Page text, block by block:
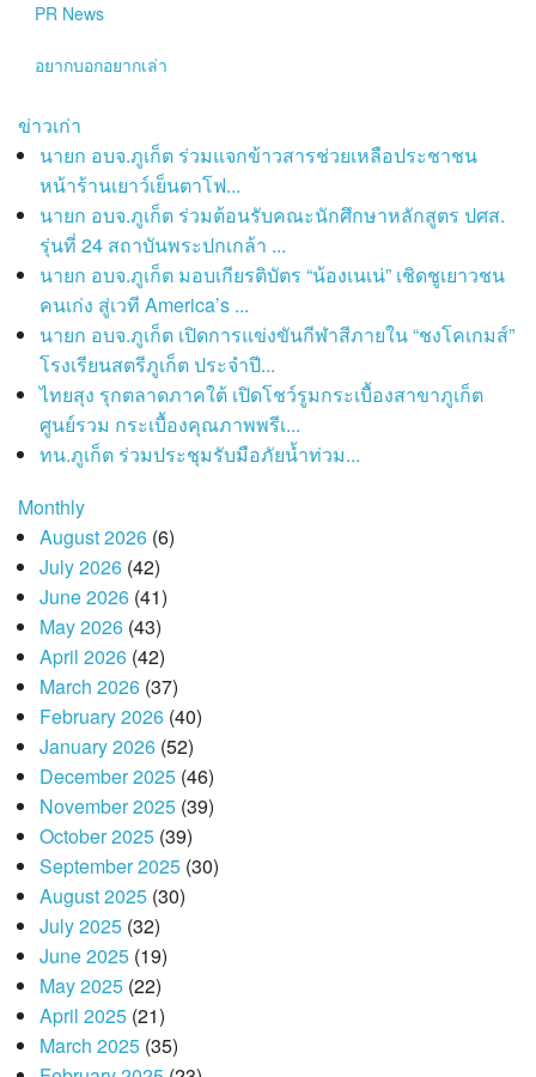
PR News
อยากบอกอยากเล่า
ข่าวเก่า
นายก อบจ.ภูเก็ต ร่วมแจกข้าวสารช่วยเหลือประชาชน
หน้าร้านเยาว์เย็นตาโฟ...
นายก อบจ.ภูเก็ต ร่วมต้อนรับคณะนักศึกษาหลักสูตร ปศส.
รุ่นที่ 24 สถาบันพระปกเกล้า ...
นายก อบจ.ภูเก็ต มอบเกียรติบัตร “น้องเนเน่” เชิดชูเยาวชน
คนเก่ง สู่เวที America’s ...
นายก อบจ.ภูเก็ต เปิดการแข่งขันกีฬาสีภายใน “ชงโคเกมส์”
โรงเรียนสตรีภูเก็ต ประจำปี...
ไทยสุง รุกตลาดภาคใต้ เปิดโชว์รูมกระเบื้องสาขาภูเก็ต
ศูนย์รวม กระเบื้องคุณภาพพรีเ...
ทน.ภูเก็ต ร่วมประชุมรับมือภัยน้ำท่วม...
Monthly
August 2026(6)
July 2026(42)
June 2026(41)
May 2026(43)
April 2026(42)
March 2026(37)
February 2026(40)
January 2026(52)
December 2025(46)
November 2025(39)
October 2025(39)
September 2025(30)
August 2025(30)
July 2025(32)
June 2025(19)
May 2025(22)
April 2025(21)
March 2025(35)